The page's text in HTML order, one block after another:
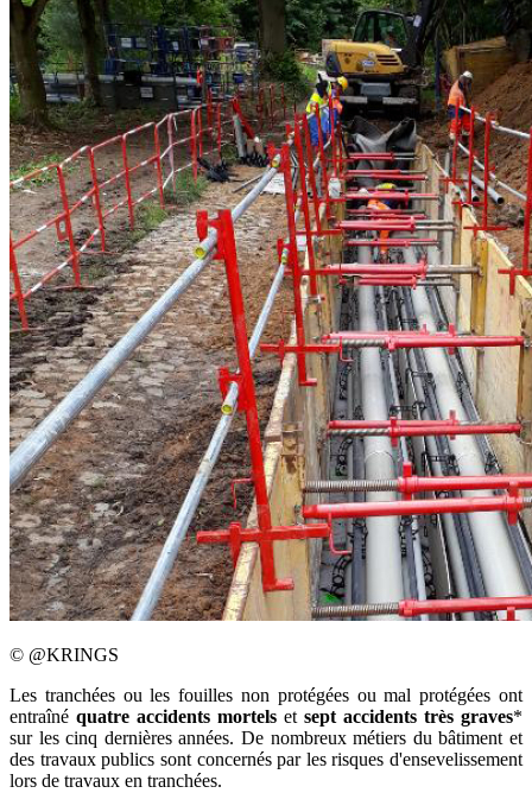
© @KRINGS
Les tranchées ou les fouilles non protégées ou mal protégées ont
entraîné quatre accidents mortels et sept accidents très graves*
sur les cinq dernières années. De nombreux métiers du bâtiment et
des travaux publics sont concernés par les risques d'ensevelissement
lors de travaux en tranchées.